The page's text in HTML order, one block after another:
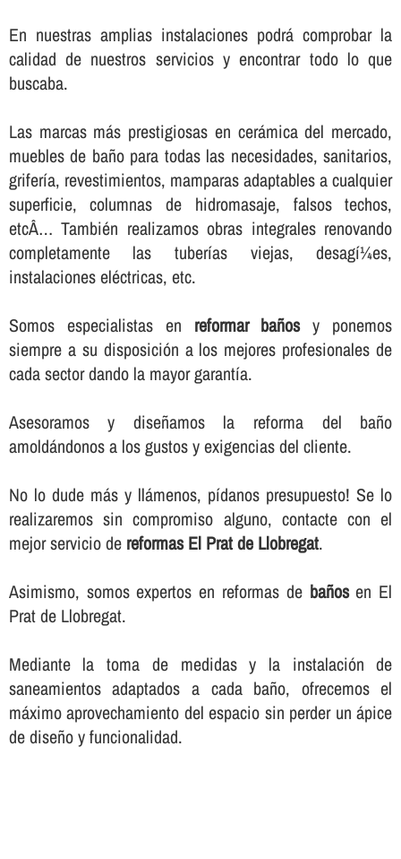
En nuestras amplias instalaciones podrá comprobar la
calidad de nuestros servicios y encontrar todo lo que
buscaba.
Las marcas más prestigiosas en cerámica del mercado,
muebles de baño para todas las necesidades, sanitarios,
griferí­a, revestimientos, mamparas adaptables a cualquier
superficie, columnas de hidromasaje, falsos techos,
etcÂ… También realizamos obras integrales renovando
completamente las tuberí­as viejas, desagí¼es,
instalaciones eléctricas, etc.
Somos especialistas en reformar bañosy ponemos
siempre a su disposición a los mejores profesionales de
cada sector dando la mayor garantí­a.
Asesoramos y diseñamos la reforma del baño
amoldándonos a los gustos y exigencias del cliente.
No lo dude más y llámenos, pí­danos presupuesto! Se lo
realizaremos sin compromiso alguno, contacte con el
mejor servicio de reformas El Prat de Llobregat.
Asimismo, somos expertos en reformas de bañosen El
Prat de Llobregat.
Mediante la toma de medidas y la instalación de
saneamientos adaptados a cada baño, ofrecemos el
máximo aprovechamiento del espacio sin perder un ápice
de diseño y funcionalidad.